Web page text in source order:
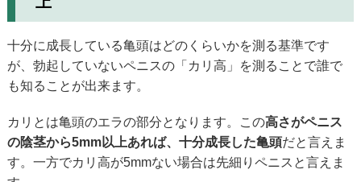
十分に成長している亀頭はどのくらいかを測る基準です
が、勃起していないペニスの「カリ高」を測ることで誰で
も知ることが出来ます。
カリとは亀頭のエラの部分となります。この高さがペニス
の陰茎から5mm以上あれば、十分成長した亀頭だと言えま
す。一方でカリ高が5mmない場合は先細りペニスと言えま